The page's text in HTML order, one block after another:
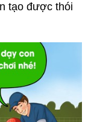
tạo được thói